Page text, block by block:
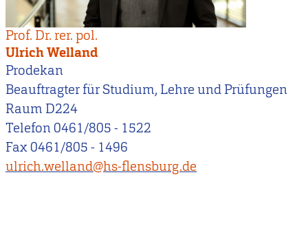
Prof. Dr. rer. pol.
Ulrich Welland
Prodekan
Beauftragter für Studium, Lehre und Prüfungen
Raum D224
Telefon 0461/805 - 1522
Fax 0461/805 - 1496
ulrich.welland@hs-flensburg.de